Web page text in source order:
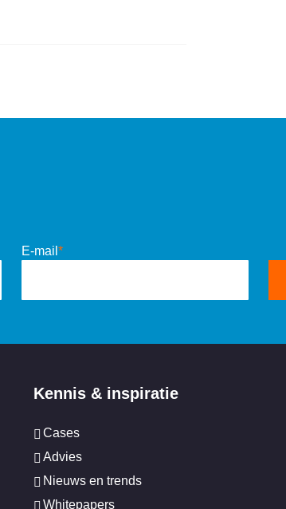
E-mail *
Kennis & inspiratie
Cases
Advies
Nieuws en trends
Whitepapers